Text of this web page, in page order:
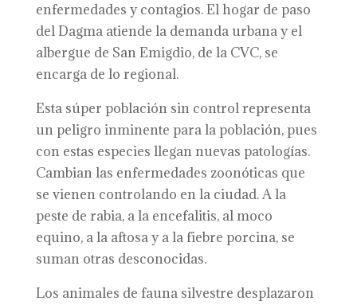
enfermedades y contagios. El hogar de paso
del Dagma atiende la demanda urbana y el
albergue de San Emigdio, de la CVC, se
encarga de lo regional.
Esta súper población sin control representa
un peligro inminente para la población, pues
con estas especies llegan nuevas patologías.
Cambian las enfermedades zoonóticas que
se vienen controlando en la ciudad. A la
peste de rabia, a la encefalitis, al moco
equino, a la aftosa y a la fiebre porcina, se
suman otras desconocidas.
Los animales de fauna silvestre desplazaron